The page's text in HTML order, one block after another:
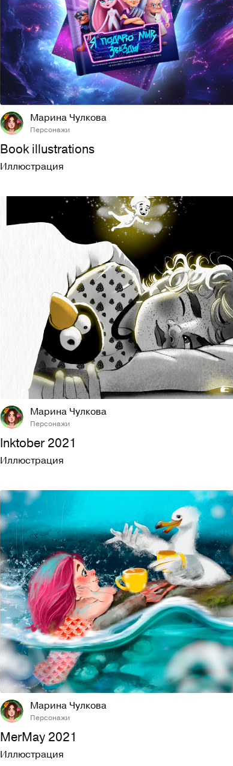
69 628
Марина Чулкова
Персонажи
Book illustrations
Иллюстрация
Марина Чулкова
Персонажи
Inktober 2021
Иллюстрация
36
Марина Чулкова
Персонажи
MerMay 2021
Иллюстрация